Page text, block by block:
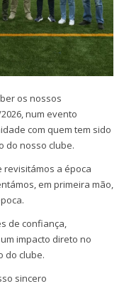
os nossos
num evento
com quem tem sido
do nosso clube.
revisitámos a época
em primeira mão,
de confiança,
impacto direto no
do clube.
sincero